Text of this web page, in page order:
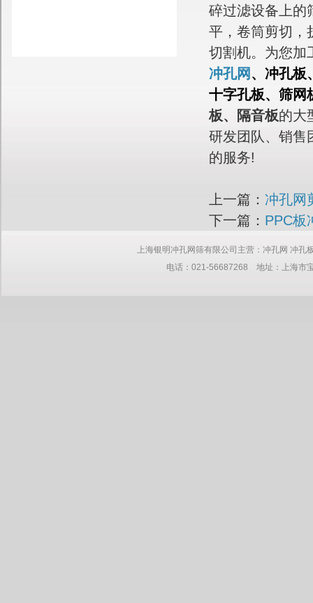
碎过滤设备上的
平，卷筒剪切，
切割机。为您加
冲孔网 、冲孔板
十字孔板、 筛网
板、隔音板的大
研发团队、销售
的服务!
上一篇： 冲孔网
下一篇： PPC板
上海银明冲孔网筛有限公司主营：冲孔网 冲
电话：021-56687268 地址：上海市